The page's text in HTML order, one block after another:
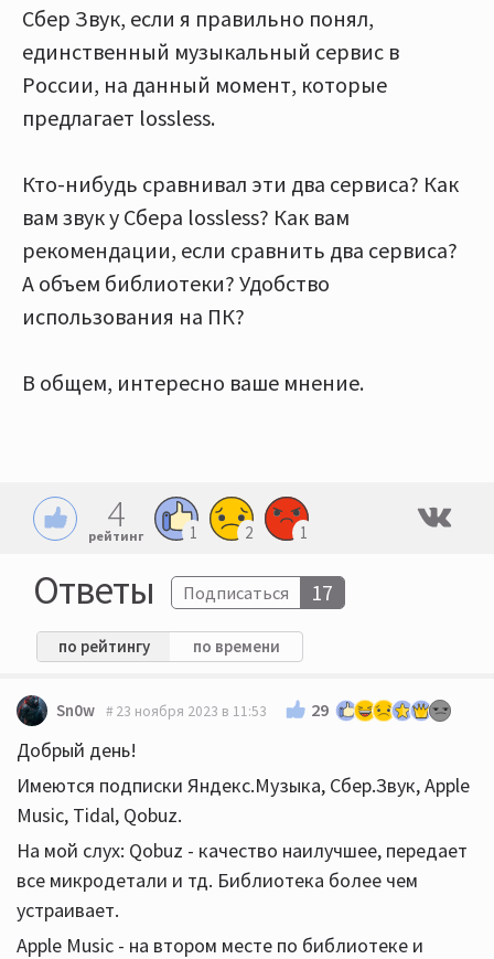
Сбер Звук, если я правильно понял,
единственный музыкальный сервис в
России, на данный момент, которые
предлагает lossless.
Кто-нибудь сравнивал эти два сервиса? Как
вам звук у Сбера lossless? Как вам
рекомендации, если сравнить два сервиса?
А объем библиотеки? Удобство
использования на ПК?
В общем, интересно ваше мнение.
4
рейтинг 1 2 1
Ответы Подписаться 17
по рейтингу по времени
Sn0w 23 ноября 2023 в 11:53 29
Добрый день!
Имеются подписки Яндекс.Музыка, Сбер.Звук, Apple
Music, Tidal, Qobuz.
На мой слух: Qobuz - качество наилучшее, передает
все микродетали и тд. Библиотека более чем
устраивает.
Apple Music - на втором месте по библиотеке и